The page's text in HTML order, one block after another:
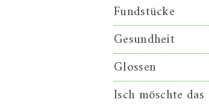
Fundstücke
Gesundheit
Glossen
Isch möschte das